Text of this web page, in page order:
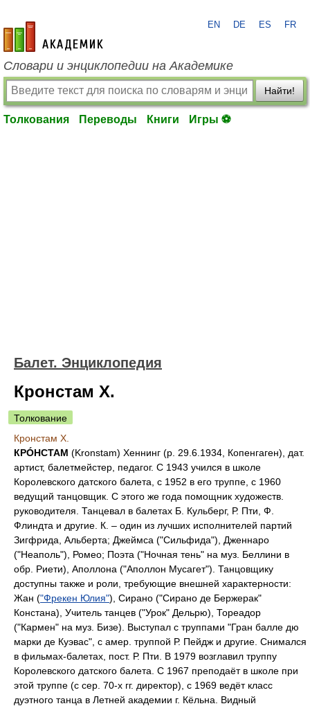
academic.ru
EN DE ES FR
Словари и энциклопедии на Академике
Найти!
Толкования Переводы Книги Игры ⚽
Балет. Энциклопедия
Кронстам Х.
Толкование
Кронстам Х.
КPÓHCTAM (Kronstam) Хеннинг (р. 29.6.1934, Копенгаген), дат.
артист, балетмейстер, педагог. С 1943 учился в школе
Королевского датского балета, с 1952 в его труппе, с 1960
ведущий танцовщик. С этого же года помощник художеств.
руководителя. Танцевал в балетах Б. Кульберг, Р. Пти, Ф.
Флиндта и другие. К. – один из лучших исполнителей партий
Зигфрида, Альберта; Джеймса ("Сильфида"), Дженнаро
("Неаполь"), Ромео; Поэта ("Ночная тень" на муз. Беллини в
обр. Риети), Аполлона ("Аполлон Мусагет"). Танцовщику
доступны также и роли, требующие внешней характерности:
Жан ("Фрекен Юлия"), Сирано ("Сирано де Бержерак"
Констана), Учитель танцев ("Урок" Дельрю), Тореадор
("Кармен" на муз. Бизе). Выступал с труппами "Гран балле дю
марки де Куэвас", с амер. труппой Р. Пейдж и другие. Снимался
в фильмах-балетах, пост. Р. Пти. В 1979 возглавил труппу
Королевского датского балета. С 1967 преподаёт в школе при
этой труппе (с сер. 70-х гг. директор), с 1969 ведёт класс
дуэтного танца в Летней академии г. Кёльна. Видный